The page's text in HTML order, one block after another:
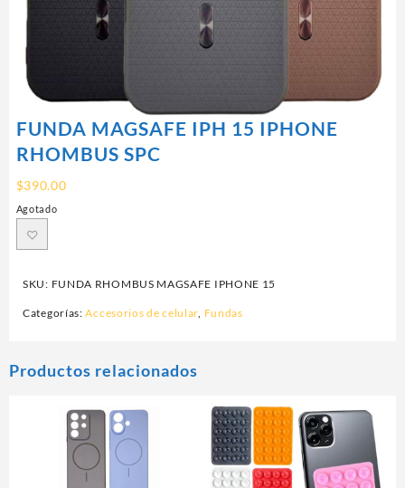
FUNDA MAGSAFE IPH 15 IPHONE
RHOMBUS SPC
$390.00
Agotado
SKU: FUNDA RHOMBUS MAGSAFE IPHONE 15
Categorías:Accesorios de celular, Fundas
Productos relacionados